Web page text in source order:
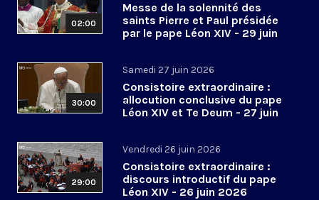
02:00
Messe de la solennité des
saints Pierre et Paul présidée
par le pape Léon XIV - 29 juin
30:00
Samedi 27 juin 2026
Consistoire extraordinaire :
allocution conclusive du pape
Léon XIV et Te Deum - 27 juin
29:00
Vendredi 26 juin 2026
Consistoire extraordinaire :
discours introductif du pape
Léon XIV - 26 juin 2026